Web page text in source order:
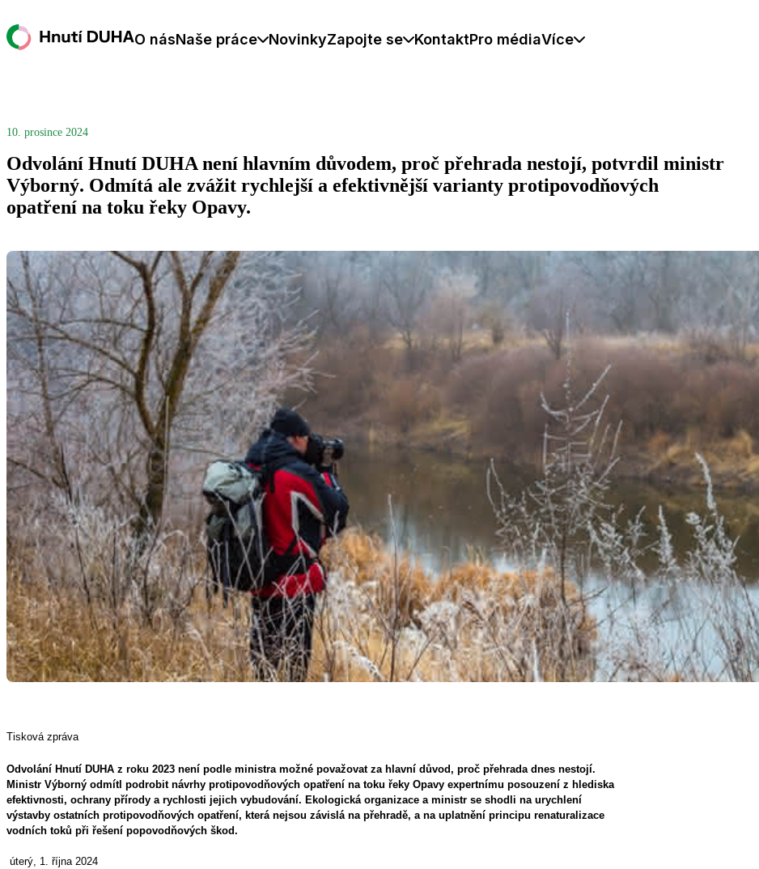
O násNaše práce NovinkyZapojte se KontaktPro médiaVíce
10. prosince 2024
Odvolání Hnutí DUHA není hlavním důvodem, proč přehrada nestojí, potvrdil ministr
Výborný. Odmítá ale zvážit rychlejší a efektivnější varianty protipovodňových
opatření na toku řeky Opavy.
Tisková zpráva
Odvolání Hnutí DUHA z roku 2023 není podle ministra možné považovat za hlavní důvod, proč přehrada dnes nestojí.
Ministr Výborný odmítl podrobit návrhy protipovodňových opatření na toku řeky Opavy expertnímu posouzení z hlediska
efektivnosti, ochrany přírody a rychlosti jejich vybudování. Ekologická organizace a ministr se shodli na urychlení
výstavby ostatních protipovodňových opatření, která nejsou závislá na přehradě, a na uplatnění principu renaturalizace
vodních toků při řešení popovodňových škod.
úterý, 1. října 2024